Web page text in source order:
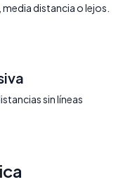
distancia o lejos.
sin líneas